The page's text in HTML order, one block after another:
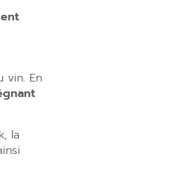
vin. En
la